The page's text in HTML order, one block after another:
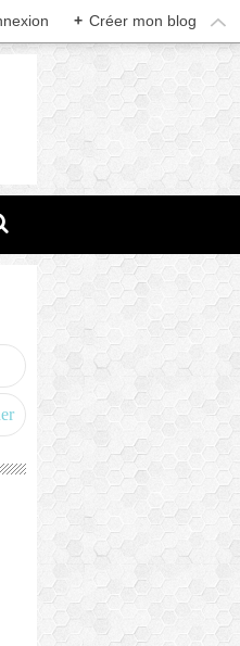
+ Créer mon blog